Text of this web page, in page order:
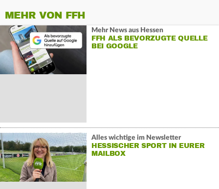
MEHR VON FFH
Mehr News aus Hessen
FFH ALS BEVORZUGTE QUELLE
BEI GOOGLE
Alles wichtige im Newsletter
HESSISCHER SPORT IN EURER
MAILBOX